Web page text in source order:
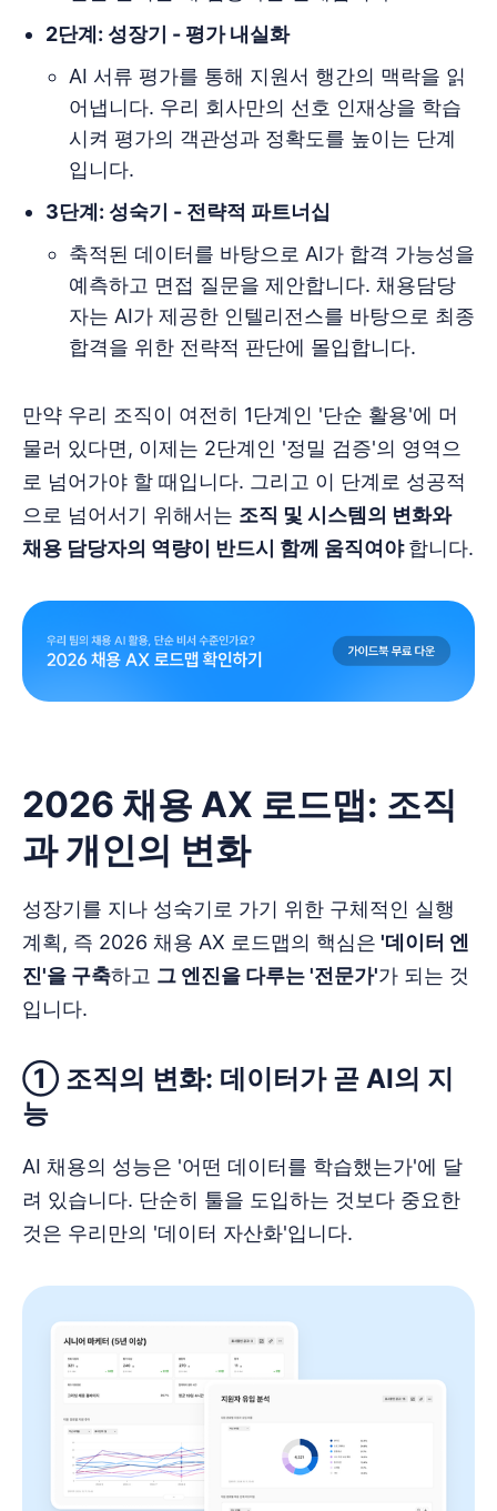
2단계: 성장기 - 평가 내실화
AI 서류 평가를 통해 지원서 행간의 맥락을 읽
어냅니다. 우리 회사만의 선호 인재상을 학습
시켜 평가의 객관성과 정확도를 높이는 단계
입니다.
3단계: 성숙기 - 전략적 파트너십
축적된 데이터를 바탕으로 AI가 합격 가능성을
예측하고 면접 질문을 제안합니다. 채용담당
자는 AI가 제공한 인텔리전스를 바탕으로 최종
합격을 위한 전략적 판단에 몰입합니다.
만약 우리 조직이 여전히 1단계인 '단순 활용'에 머
물러 있다면, 이제는 2단계인 '정밀 검증'의 영역으
로 넘어가야 할 때입니다. 그리고 이 단계로 성공적
으로 넘어서기 위해서는 조직 및 시스템의 변화와
채용 담당자의 역량이 반드시 함께 움직여야합니다.
2026 채용 AX 로드맵: 조직
과 개인의 변화
성장기를 지나 성숙기로 가기 위한 구체적인 실행
계획, 즉 2026 채용 AX 로드맵의 핵심은 '데이터 엔
진'을 구축하고 그 엔진을 다루는 '전문가'가 되는 것
입니다.
① 조직의 변화: 데이터가 곧 AI의 지
능
AI 채용의 성능은 '어떤 데이터를 학습했는가'에 달
려 있습니다. 단순히 툴을 도입하는 것보다 중요한
것은 우리만의 '데이터 자산화'입니다.